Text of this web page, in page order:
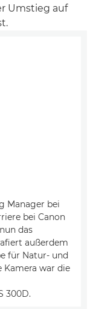
Umstieg auf
Manager bei
bei Canon
das
außerdem
für Natur- und
Kamera war die
300D.